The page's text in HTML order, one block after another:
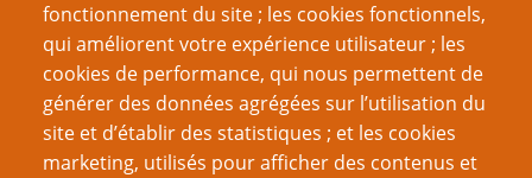
fonctionnement du site ; les cookies fonctionnels,
qui améliorent votre expérience utilisateur ; les
cookies de performance, qui nous permettent de
générer des données agrégées sur l’utilisation du
site et d’établir des statistiques ; et les cookies
marketing, utilisés pour afficher des contenus et
Du même auteur
La théorie SIMB : l'évolution du LNS
Les 9 éléments d’un bon système de jeu
Comment mener une partie avec beaucoup de
Joueurs